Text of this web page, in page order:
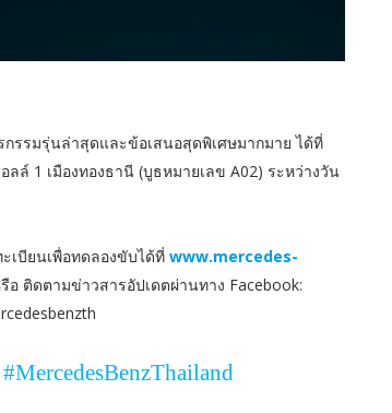
กรรมรุ่นล่าสุดและข้อเสนอสุดพิเศษมากมาย ได้ที่
ล์ 1 เมืองทองธานี (บูธหมายเลข A02) ระหว่างวัน
เบียนเพื่อทดลองขับได้ที่ www.mercedes-
อ ติดตามข่าวสารอัปเดตผ่านทาง Facebook: